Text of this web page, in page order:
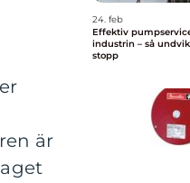
är
24. feb
Effektiv
industrin – så
stopp